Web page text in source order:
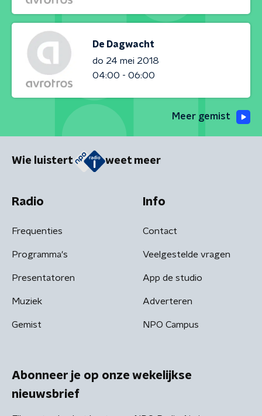
De Dagwacht
do 24 mei 2018
04:00 - 06:00
Meer gemist
Wie luistert weet meer
Radio
Frequenties
Programma's
Presentatoren
Muziek
Gemist
Info
Contact
Veelgestelde vragen
App de studio
Adverteren
NPO Campus
Abonneer je op onze wekelijkse
nieuwsbrief